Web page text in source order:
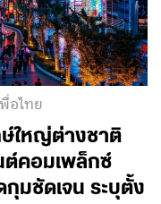
อไทย
ษ์ใหญ่ต่างชาติ
ต์คอมเพล็กซ์
มชัดเจน ระบุตั้ง